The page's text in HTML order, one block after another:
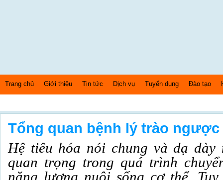
Trang chủ Giới thiệu Tin tức Dịch vụ Tuyển dụng Đào tạo
Tổng quan bệnh lý trào
Hệ tiêu hóa nói chung và dạ
quan trọng trong quá trình
năng lượng nuôi sống cơ thể.